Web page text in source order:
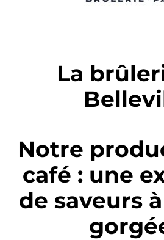
La
Notre
café : une
de saveurs